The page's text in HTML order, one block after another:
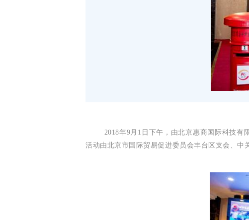
2018年9月1日下午，由北京惠商国际科技有限
活动由北京市国际贸易促进委员会丰台区支会、中